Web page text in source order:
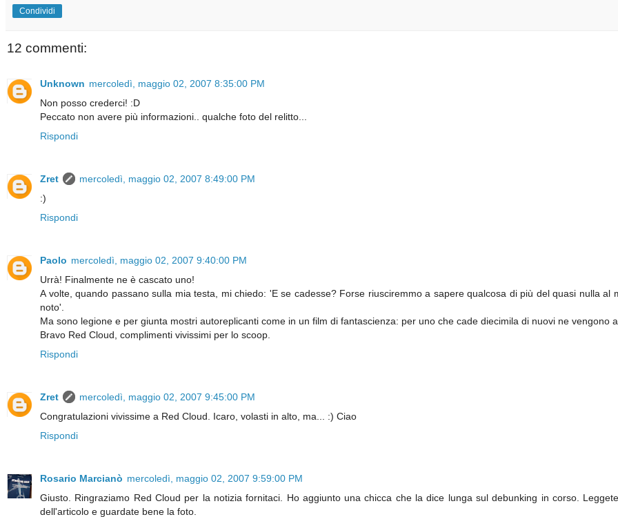
Condividi
12 commenti:
Unknown mercoledì, maggio 02, 2007 8:35:00 PM
Non posso crederci! :D
Peccato non avere più informazioni.. qualche foto del relitto...
Rispondi
Zret
mercoledì, maggio 02, 2007 8:49:00 PM
:)
Rispondi
Paolo mercoledì, maggio 02, 2007 9:40:00 PM
Urrà! Finalmente ne è cascato uno!
A volte, quando passano sulla mia testa, mi chiedo: 'E se cadesse? Forse riusciremmo a sapere qualcosa di più del quasi nulla al
noto'.
Ma sono legione e per giunta mostri autoreplicanti come in un film di fantascienza: per uno che cade diecimila di nuovi ne vengono
Bravo Red Cloud, complimenti vivissimi per lo scoop.
Rispondi
Zret
mercoledì, maggio 02, 2007 9:45:00 PM
Congratulazioni vivissime a Red Cloud. Icaro, volasti in alto, ma... :) Ciao
Rispondi
Rosario Marcianò mercoledì, maggio 02, 2007 9:59:00 PM
Giusto. Ringraziamo Red Cloud per la notizia fornitaci. Ho aggiunto una chicca che la dice lunga sul debunking in corso.
dell'articolo e guardate bene la foto.